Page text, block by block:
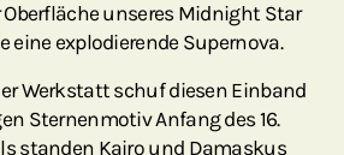
Oberfläche unseres Midnight Star
eine explodierende Supernova.
Werkstatt schuf diesen Einband
Sternenmotiv Anfang des 16.
standen Kairo und Damaskus